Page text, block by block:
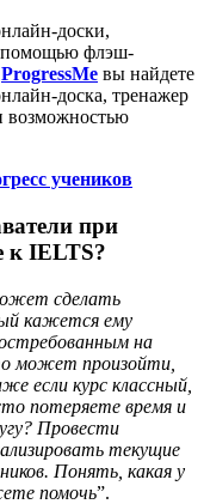
доски,
помощью флэш-
ProgressMe вы найдете
доска, тренажер
возможностью
учеников
при
к IELTS?
сделать
кажется ему
на
может произойти,
если курс классный,
потеряете время и
Провести
текущие
Понять, какая у
помочь”.